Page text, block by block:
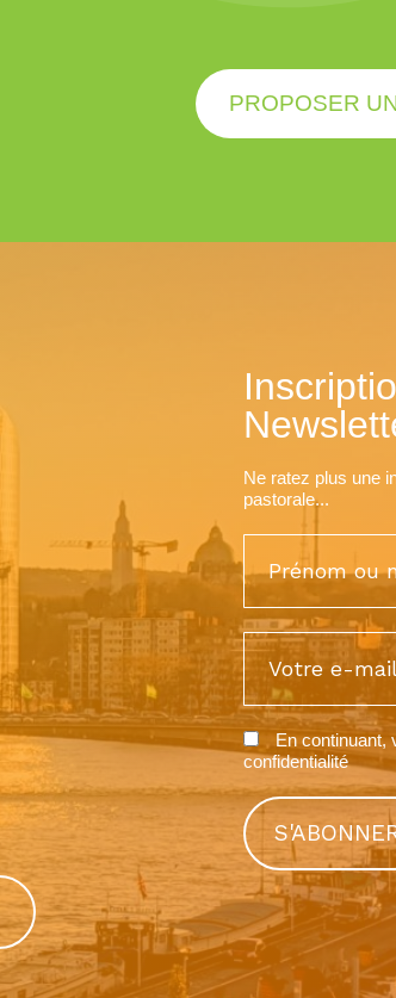
PROPOSER
Ne ratez plus une
pastorale...
En continuant,
confidentialité